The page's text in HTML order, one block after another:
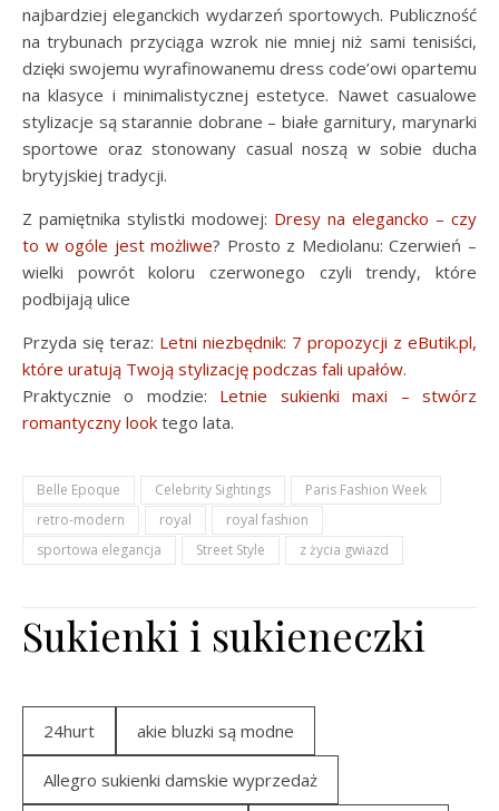
najbardziej eleganckich wydarzeń sportowych. Publiczność
na trybunach przyciąga wzrok nie mniej niż sami tenisiści,
dzięki swojemu wyrafinowanemu dress code’owi opartemu
na klasyce i minimalistycznej estetyce. Nawet casualowe
stylizacje są starannie dobrane – białe garnitury, marynarki
sportowe oraz stonowany casual noszą w sobie ducha
brytyjskiej tradycji.
Z pamiętnika stylistki modowej: Dresy na elegancko – czy
to w ogóle jest możliwe? Prosto z Mediolanu: Czerwień –
wielki powrót koloru czerwonego czyli trendy, które
podbijają ulice
Przyda się teraz: Letni niezbędnik: 7 propozycji z eButik.pl,
które uratują Twoją stylizację podczas fali upałów.
Praktycznie o modzie: Letnie sukienki maxi – stwórz
romantyczny look tego lata.
Belle Epoque Celebrity Sightings
Paris Fashion Week
retro-modern
royal
royal fashion
sportowa elegancja
Street Style z życia gwiazd
Sukienki i sukieneczki
24hurt akie bluzki są modne
Allegro sukienki damskie wyprzedaż